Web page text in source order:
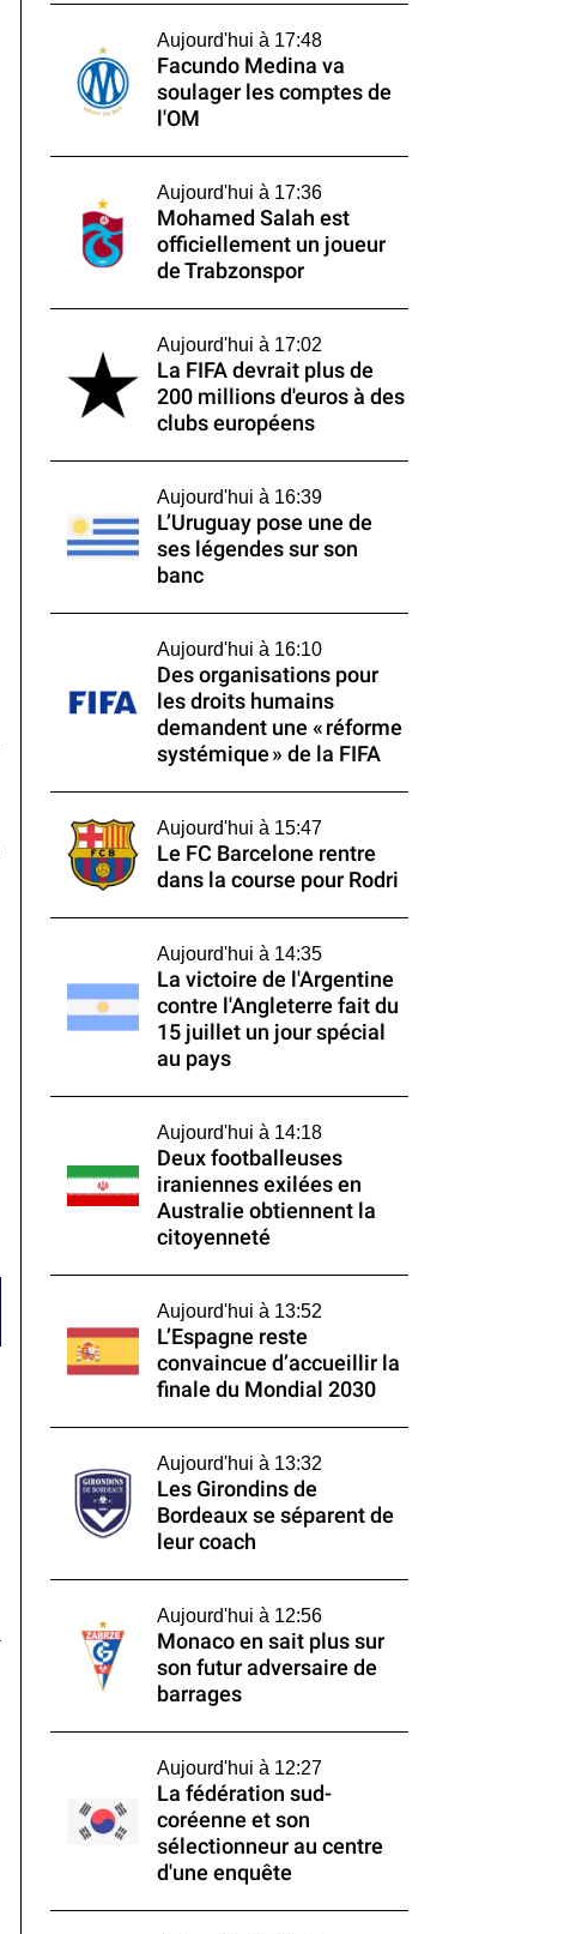
Aujourd'hui à 17:48
Facundo Medina va
soulager les comptes de
l'OM
Aujourd'hui à 17:36
Mohamed Salah est
officiellement un joueur
de Trabzonspor
Aujourd'hui à 17:02
La FIFA devrait plus de
200 millions d'euros à des
clubs européens
Aujourd'hui à 16:39
L’Uruguay pose une de
ses légendes sur son
banc
Aujourd'hui à 16:10
Des organisations pour
les droits humains
demandent une « réforme
systémique » de la FIFA
Aujourd'hui à 15:47
Le FC Barcelone rentre
dans la course pour Rodri
Aujourd'hui à 14:35
La victoire de l'Argentine
contre l'Angleterre fait du
15 juillet un jour spécial
au pays
Aujourd'hui à 14:18
Deux footballeuses
iraniennes exilées en
Australie obtiennent la
citoyenneté
Aujourd'hui à 13:52
L’Espagne reste
convaincue d’accueillir la
finale du Mondial 2030
Aujourd'hui à 13:32
Les Girondins de
Bordeaux se séparent de
leur coach
Aujourd'hui à 12:56
Monaco en sait plus sur
son futur adversaire de
barrages
Aujourd'hui à 12:27
La fédération sud-
coréenne et son
sélectionneur au centre
d'une enquête